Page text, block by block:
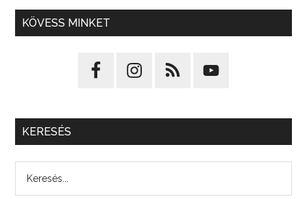
KÖVESS MINKET
KERESÉS